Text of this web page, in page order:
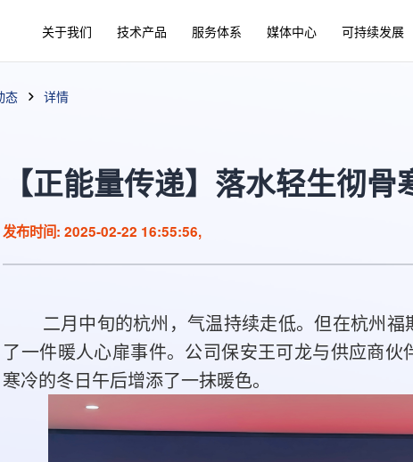
关于我们 技术产品 服务体系 媒体中心 可持续发展
态 详情
【正能量传递】落水轻生彻
发布时间: 2025-02-22 16:55:56,
二月中旬的杭州，气温持续走低。但在杭州福
了一件暖人心扉事件。公司保安王可龙与供应商
寒冷的冬日午后增添了一抹暖色。